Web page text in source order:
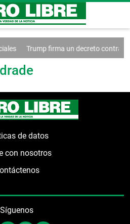
Trump firma un decreto contra el
de datos
con nosotros
Síguenos